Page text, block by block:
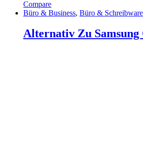
Compare
Büro & Business, Büro &
Alternativ Zu Samsung